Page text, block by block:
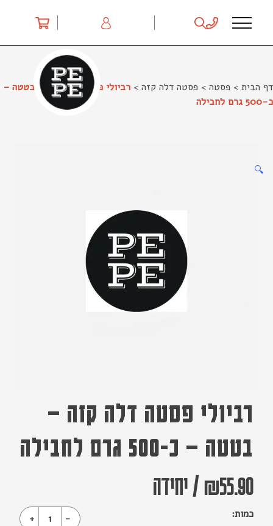
דף הבית > פסטה > פסטה דלה קזה > רביולי פסטה דלה קזה – בטטה –
כ-500 גרם לחבילה
🔍
רביולי פסטה דלה קזה –
בטטה – כ-500 גרם לחבילה
₪55.90
/יחידה
כמות: -
1
+